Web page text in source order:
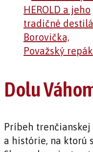
Dolu
Príbeh
a histórie, na ktorú